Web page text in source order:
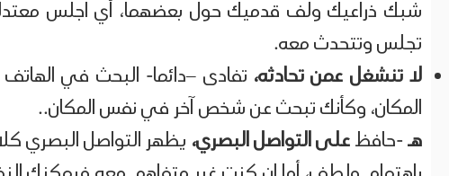
شبك ذراعيك ولف قدميك حول بعضهما، أي اجلس
تجلس وتتحدث معه.
لا تنشغل عمن تحادثه، تفادى –دائما- البحث في الهاتف
المكان، وكأنك تبحث عن شخص آخر في نفس المكان..
هـ-حافظعلى التواصل البصري، يظهر التواصل البصري